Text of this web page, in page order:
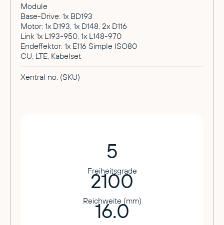
Module
Base-Drive: 1x BD193
Motor: 1x D193, 1x D148, 2x D116
Link 1x L193-950, 1x L148-970
Endeffektor: 1x E116 Simple ISO80
CU, LTE, Kabelset
Xentral no. (SKU)
5
Freiheitsgrade
2100
Reichweite (mm)
16.0